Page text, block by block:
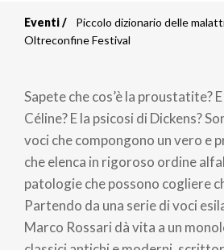
Briciole
pane
Eventi
Piccolo dizionario delle
Oltreconfine Festival
Sapete che cos’è la proustatite?
Céline? E la psicosi di Dickens?
voci che compongono un vero e
che elenca in rigoroso ordine
patologie che possono cogliere
Partendo da una serie di voci
Marco Rossari dà vita a un